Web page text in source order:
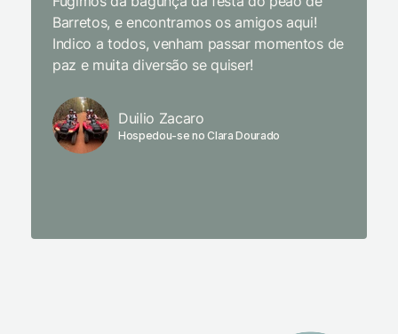
Barretos, e encontramos os amigos aqui!
Indico a todos, venham passar momentos de
paz e muita diversão se quiser!
Duilio Zacaro
Hospedou-se no Clara Dourado